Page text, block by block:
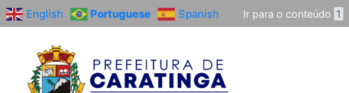
English Portuguese Spanish Ir para o conteúdo 1